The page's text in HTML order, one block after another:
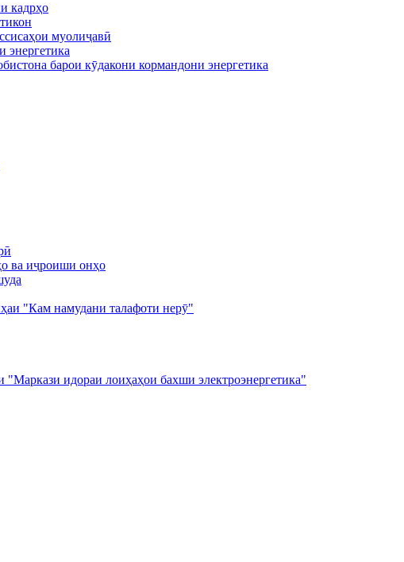
кадрҳо
муолиҷавӣ
энергетика
барои кӯдакони кормандони энергетика
ва иҷроиши онҳо
"Кам намудани талафоти нерӯ"
"Маркази идораи лоиҳаҳои бахши электроэнергетика"